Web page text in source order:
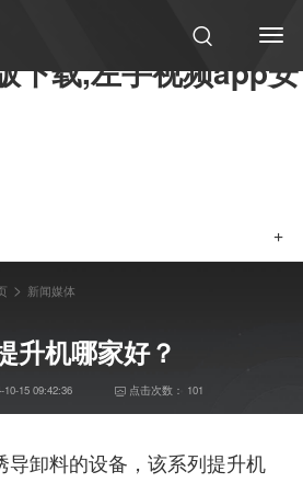
视频app黄版下载,左
下载,左手视频app安
+
> 新闻媒体
机哪家好？
10-15 09:42:36 点击次数： 101
卸料的设备，该系列提升机